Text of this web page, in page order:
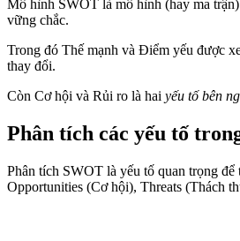
Mô hình SWOT là mô hình (hay ma
vững chắc.
Trong đó Thế mạnh và Điểm yếu được
thay đổi.
Còn Cơ hội và Rủi ro là hai yếu tố bên
Phân tích các yếu tố
Phân tích SWOT là yếu tố quan trọng
Opportunities (Cơ hội), Threats (Thách